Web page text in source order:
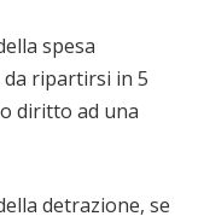
spesa
ripartirsi in 5
diritto ad una
detrazione, se